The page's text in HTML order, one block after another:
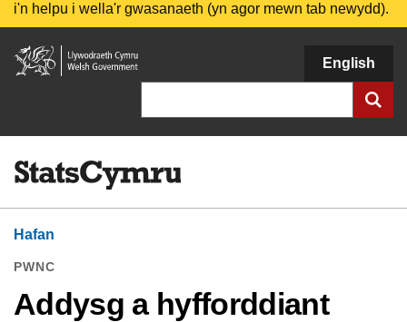
i'n helpu i wella'r gwasanaeth (yn agor mewn tab newydd).
Llywodraeth
Cymru
English
Hafan
PWNC
Addysg a hyfforddiant